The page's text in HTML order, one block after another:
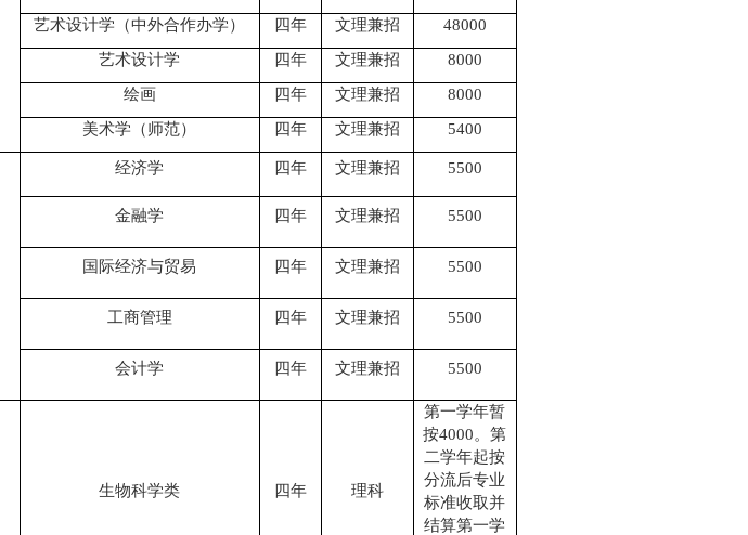
艺术设计学（中外合作办学）
四年 文理兼招
48000
艺术设计学
四年 文理兼招
8000
绘画
四年 文理兼招
8000
美术学（师范）
四年 文理兼招 5400
经济学 四年 文理兼招 5500
金融学 四年 文理兼招 5500
国际经济与贸易 四年 文理兼招 5500
工商管理 四年 文理兼招 5500
会计学 四年 文理兼招 5500
生物科学类 四年 理科
第一学年暂
按4000。第
二学年起按
分流后专业
标准收取并
结算第一学